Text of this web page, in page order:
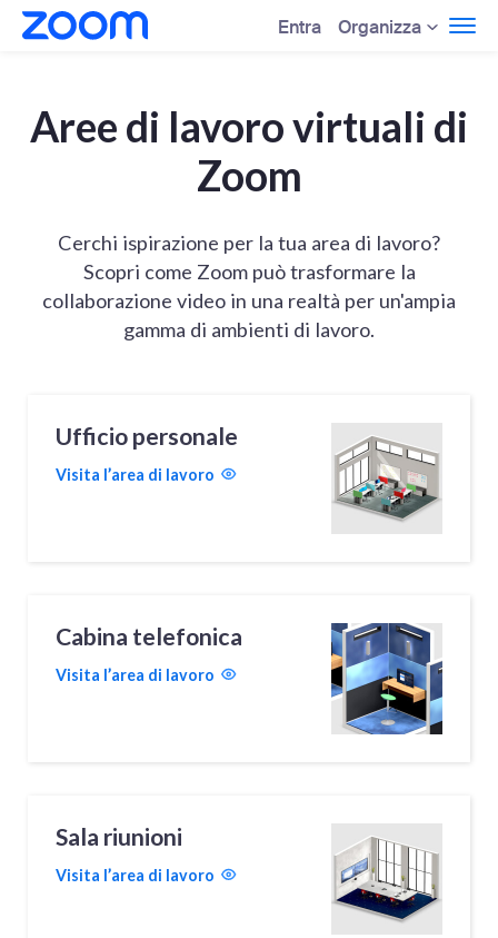
Entra Organizza
Aree di lavoro virtuali di
Zoom
Cerchi ispirazione per la tua area di lavoro?
Scopri come Zoom può trasformare la
collaborazione video in una realtà per un'ampia
gamma di ambienti di lavoro.
Ufficio personale
Visita l’area di lavoro
Cabina telefonica
Visita l’area di lavoro
Sala riunioni
Visita l’area di lavoro